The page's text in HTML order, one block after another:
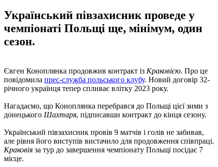
Український півзахисник проведе у
чемпіонаті Польщі ще, мінімум, один
сезон.
Євген Коноплянка продовжив контракт із Краковією. Про це
повідомила прес-служба польського клубу. Новий договір 32-
річного українця тепер спливає влітку 2023 року.
Нагадаємо, що Коноплянка перебрався до Польщі цієї зими з
донецького Шахтаря, підписавши контракт до кінця сезону.
Український півзахисник провів 9 матчів і голів не забивав,
але рівня його виступів вистачило для продовження співпраці.
Краковія за тур до завершення чемпіонату Польщі посідає 7
місце.